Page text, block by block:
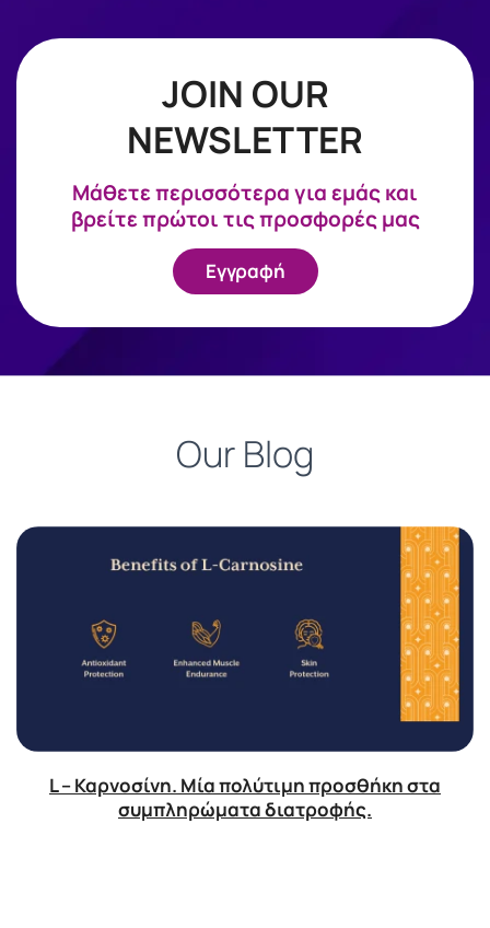
JOIN OUR
NEWSLETTER
Mάθετε περισσότερα για εμάς και
βρείτε πρώτοι τις προσφορές μας
Εγγραφή
Our Blog
L – Καρνοσίνη. Μία πολύτιμη προσθήκη στα
συμπληρώματα διατροφής.